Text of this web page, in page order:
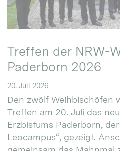
Treffen der NRW-
Paderborn 2026
20. Juli 2026
Den zwölf Weihbischöfen
Treffen am 20. Juli das
Erzbistums Paderborn,
Leocampus“, gezeigt.